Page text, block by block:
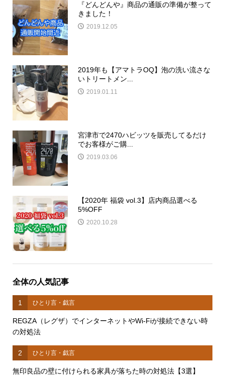
『どんどんや』商品の通販の準備が整って
きました！
2019.12.05
2019年も【アマトラOQ】泡の洗い流さな
いトリートメン...
2019.01.11
宮津市で2470ハビッツを販売してるだけ
でお客様がご購...
2019.03.06
【2020年 福袋 vol.3】店内商品選べる
5%OFF
2020.10.28
全体の人気記事
1 ひとり言・戯言
REGZA（レグザ）でインターネットやWi-Fiが接続できない時
の対処法
2 ひとり言・戯言
無印良品の壁に付けられる家具が落ちた時の対処法【3選】